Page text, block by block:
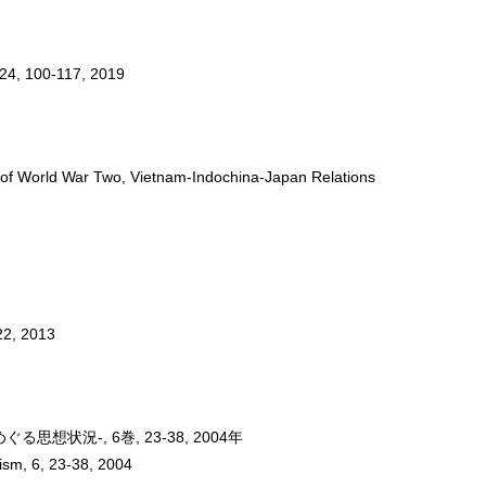
100-117, 2019
World War Two, Vietnam-Indochina-Japan Relations
2013
る思想状況-, 6巻, 23-38, 2004年
6, 23-38, 2004